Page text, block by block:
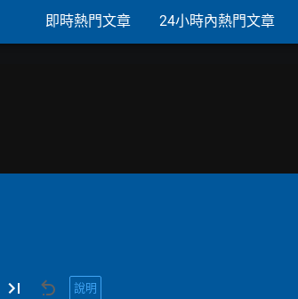
即時熱門文章 24小時內熱門文章
說明